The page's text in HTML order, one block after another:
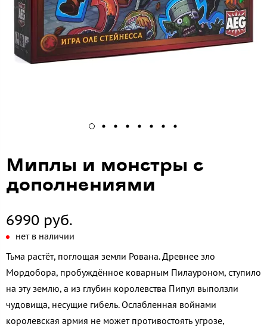
Миплы и монстры с
дополнениями
6990 руб.
нет в наличии
Тьма растёт, поглощая земли Рована. Древнее зло
Мордобора, пробуждённое коварным Пилауроном, ступило
на эту землю, а из глубин королевства Пипул выползли
чудовища, несущие гибель. Ослабленная войнами
королевская армия не может противостоять угрозе,